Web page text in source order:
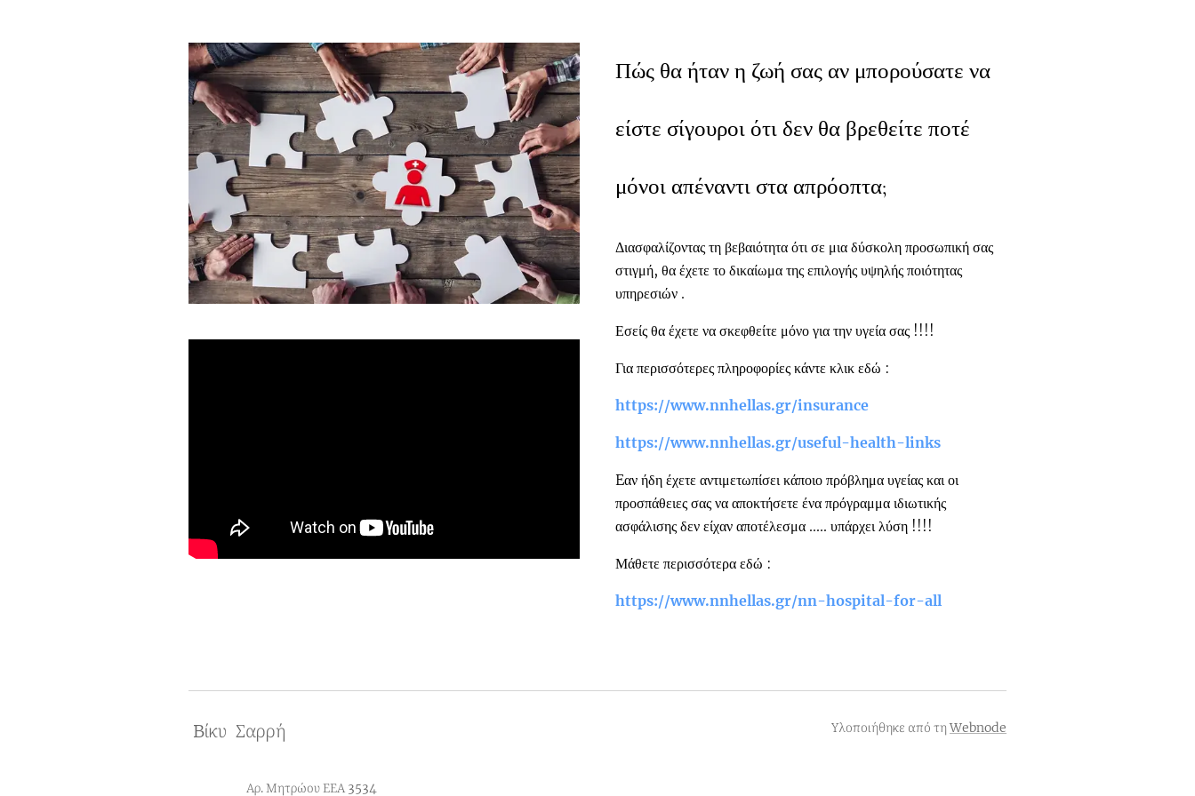
Πώς θα ήταν η ζωή σας αν μπορούσατε να
είστε σίγουροι ότι δεν θα βρεθείτε ποτέ
μόνοι απέναντι στα απρόοπτα;
Διασφαλίζοντας τη βεβαιότητα ότι σε μια δύσκολη προσωπική σας
στιγμή, θα έχετε το δικαίωμα της επιλογής υψηλής ποιότητας
υπηρεσιών .
Εσείς θα έχετε να σκεφθείτε μόνο για την υγεία σας !!!!
Για περισσότερες πληροφορίες κάντε κλικ εδώ :
https://www.nnhellas.gr/insurance
https://www.nnhellas.gr/useful-health-links
Eαν ήδη έχετε αντιμετωπίσει κάποιο πρόβλημα υγείας και οι
προσπάθειες σας να αποκτήσετε ένα πρόγραμμα ιδιωτικής
ασφάλισης δεν είχαν αποτέλεσμα ..... υπάρχει λύση !!!!
Μάθετε περισσότερα εδώ :
https://www.nnhellas.gr/nn-hospital-for-all
Bίκυ Σαρρή
Αρ. Μητρώου ΕΕΑ 3534
Υλοποιήθηκε από τηWebnode